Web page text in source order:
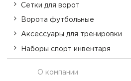
Сетки для ворот
Ворота футбольные
Аксессуары для тренировки
Наборы спорт инвентаря
О компании